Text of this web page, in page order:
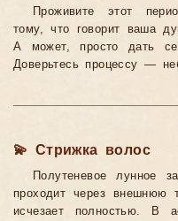
Проживите этот
тому, что говорит ваша
А может, просто дать
Доверьтесь процессу —
💫 Стрижка волос
Полутеневое лунное
проходит через внешнюю
исчезает полностью. В